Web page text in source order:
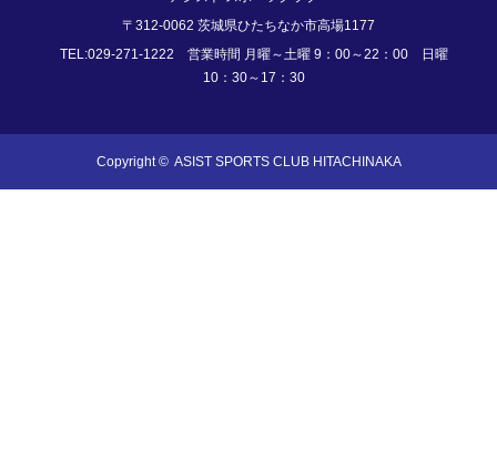
〒312-0062 茨城県ひたちなか市高場1177
TEL:029-271-1222 営業時間 月曜～土曜 9：00～22：00 日曜
10：30～17：30
Copyright © ASIST SPORTS CLUB HITACHINAKA